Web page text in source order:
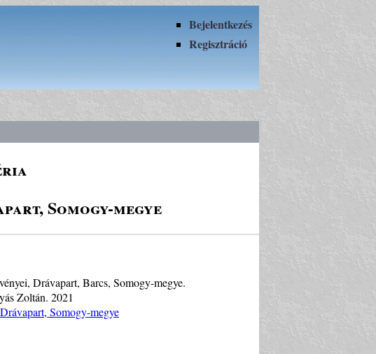
Bejelentkezés
Regisztráció
Somogy-megye
Drávapart, Barcs, Somogy-megye.
Zoltán. 2021
Somogy-megye